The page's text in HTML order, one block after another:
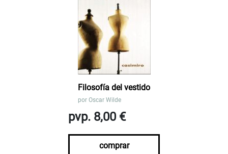
Filosofía del vestido
por Oscar Wilde
pvp. 8,00 €
comprar